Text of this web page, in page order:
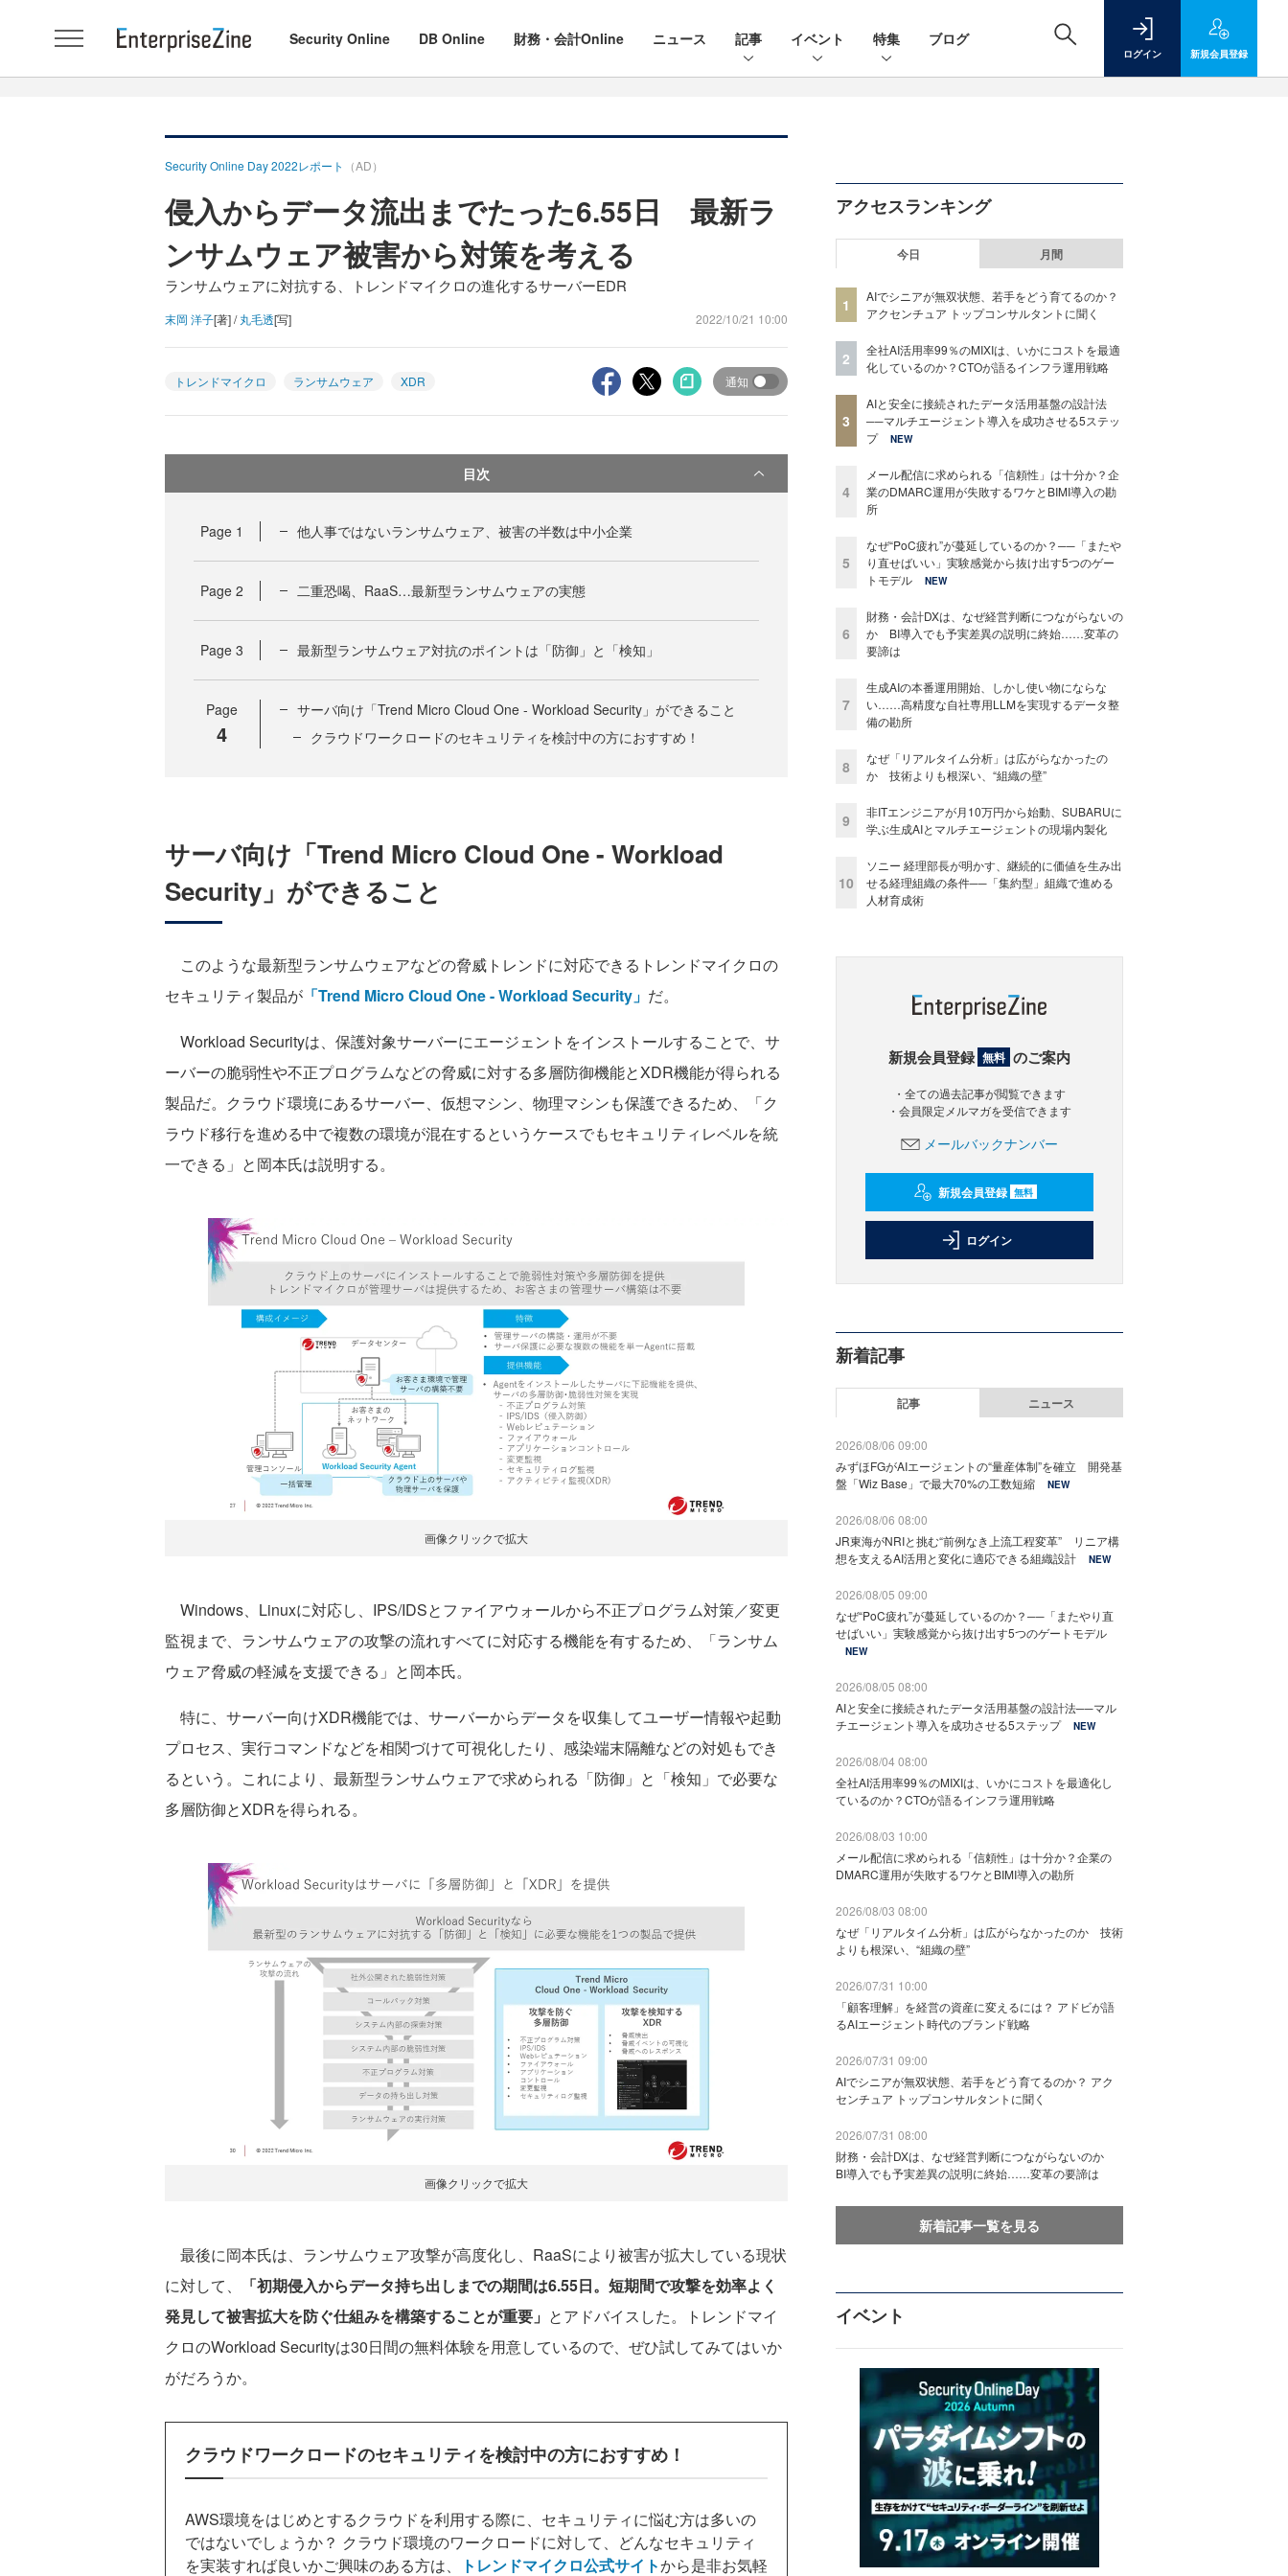
Security Online DB Online 財務・会計Online ニュース 記事 イベント 特集 ブログ
ログイン 新規会員登録
Security Online Day 2022レポート （AD）
侵入からデータ流出までたった6.55日 最新ラ
ンサムウェア被害から対策を考える
ランサムウェアに対抗する、トレンドマイクロの進化するサーバーEDR
末岡 洋子[著] /丸毛透[写] 2022/10/21 10:00
トレンドマイクロ ランサムウェア XDR 通知
目次
Page 1 他人事ではないランサムウェア、被害の半数は中小企業
Page 2 二重恐喝、RaaS…最新型ランサムウェアの実態
Page 3 最新型ランサムウェア対抗のポイントは「防御」と「検知」
Page
4
サーバ向け「Trend Micro Cloud One - Workload Security」ができること
クラウドワークロードのセキュリティを検討中の方におすすめ！
サーバ向け「Trend Micro Cloud One - Workload
Security」ができること
このような最新型ランサムウェアなどの脅威トレンドに対応できるトレンドマイクロの
セキュリティ製品が 「Trend Micro Cloud One - Workload Security」 だ。
Workload Securityは、保護対象サーバーにエージェントをインストールすることで、サ
ーバーの脆弱性や不正プログラムなどの脅威に対する多層防御機能とXDR機能が得られる
製品だ。クラウド環境にあるサーバー、仮想マシン、物理マシンも保護できるため、「ク
ラウド移行を進める中で複数の環境が混在するというケースでもセキュリティレベルを統
一できる」と岡本氏は説明する。
画像クリックで拡大
Windows、Linuxに対応し、IPS/IDSとファイアウォールから不正プログラム対策／変更
監視まで、ランサムウェアの攻撃の流れすべてに対応する機能を有するため、「ランサム
ウェア脅威の軽減を支援できる」と岡本氏。
特に、サーバー向けXDR機能では、サーバーからデータを収集してユーザー情報や起動
プロセス、実行コマンドなどを相関づけて可視化したり、感染端末隔離などの対処もでき
るという。これにより、最新型ランサムウェアで求められる「防御」と「検知」で必要な
多層防御とXDRを得られる。
画像クリックで拡大
最後に岡本氏は、ランサムウェア攻撃が高度化し、RaaSにより被害が拡大している現状
に対して、
「初期侵入からデータ持ち出しまでの期間は6.55日。短期間で攻撃を効率よく
発見して被害拡大を防ぐ仕組みを構築することが重要」 とアドバイスした。トレンドマイ
クロのWorkload Securityは30日間の無料体験を用意しているので、ぜひ試してみてはいか
がだろうか。
クラウドワークロードのセキュリティを検討中の方におすすめ！
AWS環境をはじめとするクラウドを利用する際に、セキュリティに悩む方は多いの
ではないでしょうか？ クラウド環境のワークロードに対して、どんなセキュリティ
を実装すれば良いかご興味のある方は、
トレンドマイクロ公式サイトから是非お気軽
アクセスランキング
今日 月間
1
AIでシニアが無双状態、若手をどう育てるのか？
アクセンチュア トップコンサルタントに聞く
2
全社AI活用率99％のMIXIは、いかにコストを最適
化しているのか？CTOが語るインフラ運用戦略
3
AIと安全に接続されたデータ活用基盤の設計法
──マルチエージェント導入を成功させる5ステッ
プ
NEW
4
メール配信に求められる「信頼性」は十分か？企
業のDMARC運用が失敗するワケとBIMI導入の勘
所
5
なぜ“PoC疲れ”が蔓延しているのか？──「またや
り直せばいい」実験感覚から抜け出す5つのゲー
トモデル
NEW
6
財務・会計DXは、なぜ経営判断につながらないの
か BI導入でも予実差異の説明に終始……変革の
要諦は
7
生成AIの本番運用開始、しかし使い物にならな
い……高精度な自社専用LLMを実現するデータ整
備の勘所
8
なぜ「リアルタイム分析」は広がらなかったの
か 技術よりも根深い、“組織の壁”
9
非ITエンジニアが月10万円から始動、SUBARUに
学ぶ生成AIとマルチエージェントの現場内製化
10
ソニー 経理部長が明かす、継続的に価値を生み出
せる経理組織の条件──「集約型」組織で進める
人材育成術
新規会員登録 無料 のご案内
・全ての過去記事が閲覧できます
・会員限定メルマガを受信できます
メールバックナンバー
新規会員登録 無料
ログイン
新着記事
記事 ニュース
2026/08/06 09:00
みずほFGがAIエージェントの“量産体制”を確立 開発基
盤「Wiz Base」で最大70%の工数短縮
NEW
2026/08/06 08:00
JR東海がNRIと挑む“前例なき上流工程変革” リニア構
想を支えるAI活用と変化に適応できる組織設計
NEW
2026/08/05 09:00
なぜ“PoC疲れ”が蔓延しているのか？──「またやり直
せばいい」実験感覚から抜け出す5つのゲートモデル
NEW
2026/08/05 08:00
AIと安全に接続されたデータ活用基盤の設計法──マル
チエージェント導入を成功させる5ステップ
NEW
2026/08/04 08:00
全社AI活用率99％のMIXIは、いかにコストを最適化し
ているのか？CTOが語るインフラ運用戦略
2026/08/03 10:00
メール配信に求められる「信頼性」は十分か？企業の
DMARC運用が失敗するワケとBIMI導入の勘所
2026/08/03 08:00
なぜ「リアルタイム分析」は広がらなかったのか 技術
よりも根深い、“組織の壁”
2026/07/31 10:00
「顧客理解」を経営の資産に変えるには？ アドビが語
るAIエージェント時代のブランド戦略
2026/07/31 09:00
AIでシニアが無双状態、若手をどう育てるのか？ アク
センチュア トップコンサルタントに聞く
2026/07/31 08:00
財務・会計DXは、なぜ経営判断につながらないのか
BI導入でも予実差異の説明に終始……変革の要諦は
新着記事一覧を見る
イベント